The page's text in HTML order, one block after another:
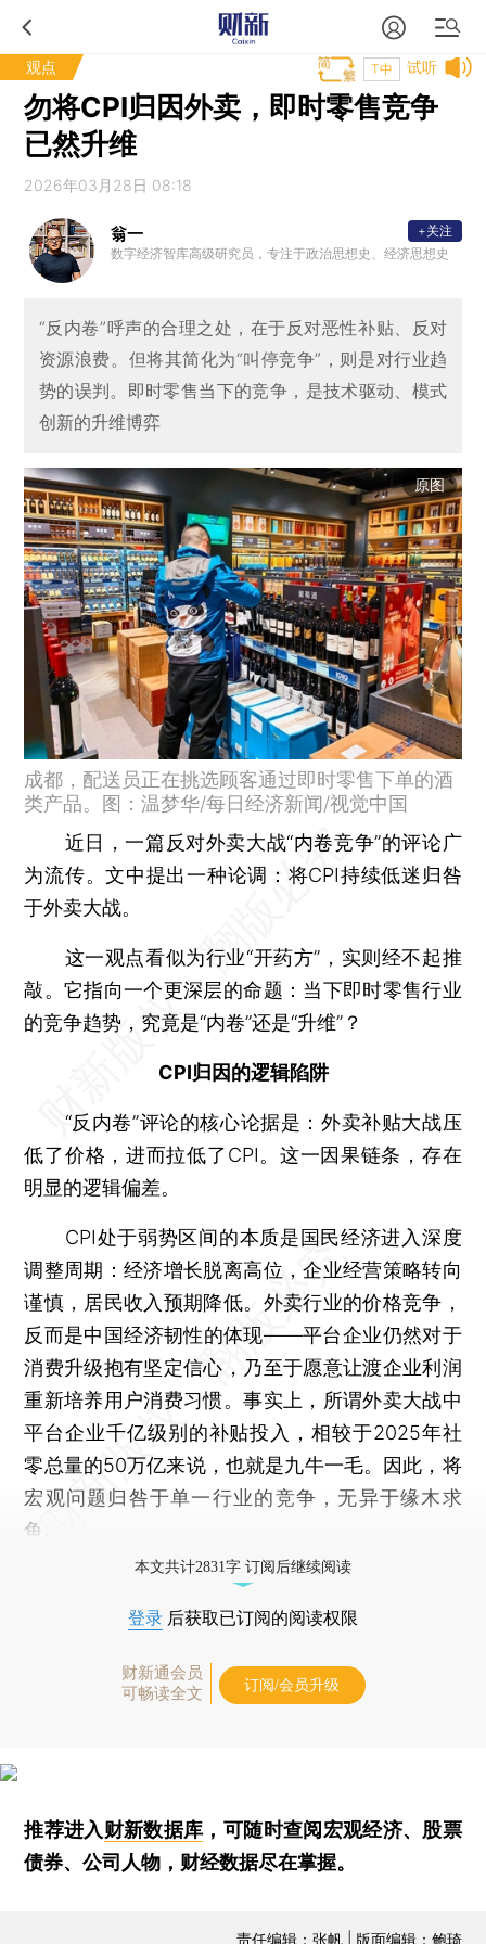
观点 试听
T中
勿将CPI归因外卖，即时零售竞争
已然升维
2026年03月28日 08:18
翁一
数字经济智库高级研究员，专注于政治思想史、经济思想史
+关注
“反内卷”呼声的合理之处，在于反对恶性补贴、反对
资源浪费。但将其简化为“叫停竞争”，则是对行业趋
势的误判。即时零售当下的竞争，是技术驱动、模式
创新的升维博弈
原图
成都，配送员正在挑选顾客通过即时零售下单的酒
类产品。图：温梦华/每日经济新闻/视觉中国
近日，一篇反对外卖大战“内卷竞争”的评论广
为流传。文中提出一种论调：将CPI持续低迷归咎
于外卖大战。
这一观点看似为行业“开药方”，实则经不起推
敲。它指向一个更深层的命题：当下即时零售行业
的竞争趋势，究竟是“内卷”还是“升维”？
CPI归因的逻辑陷阱
“反内卷”评论的核心论据是：外卖补贴大战压
低了价格，进而拉低了CPI。这一因果链条，存在
明显的逻辑偏差。
CPI处于弱势区间的本质是国民经济进入深度
调整周期：经济增长脱离高位，企业经营策略转向
谨慎，居民收入预期降低。外卖行业的价格竞争，
反而是中国经济韧性的体现——平台企业仍然对于
消费升级抱有坚定信心，乃至于愿意让渡企业利润
重新培养用户消费习惯。事实上，所谓外卖大战中
平台企业千亿级别的补贴投入，相较于2025年社
零总量的50万亿来说，也就是九牛一毛。因此，将
宏观问题归咎于单一行业的竞争，无异于缘木求
鱼。
本文共计2831字 订阅后继续阅读
登录 后获取已订阅的阅读权限
财新通会员
可畅读全文
订阅/会员升级
推荐进入财新数据库 ，可随时查阅宏观经济、股票
债券、公司人物，财经数据尽在掌握。
责任编辑：张帆 | 版面编辑：鲍琦